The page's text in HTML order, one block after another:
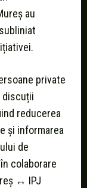
au
private
discuții
reducerea
și informarea
de
colaborare
↔ IPJ